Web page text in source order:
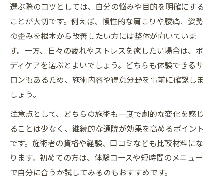
整体院通いを続けるための安全対策
整体とボディケアを継続するモチベーショ
ン
選ぶ際のコツとしては、自分の悩みや目的を明確にする
ことが大切です。例えば、慢性的な肩こりや腰痛、姿勢
の歪みを根本から改善したい方には整体が向いていま
す。一方、日々の疲れやストレスを癒したい場合は、ボ
ディケアを選ぶとよいでしょう。どちらも体験できるサ
ロンもあるため、施術内容や得意分野を事前に確認しま
しょう。
注意点として、どちらの施術も一度で劇的な変化を感じ
ることは少なく、継続的な通院が効果を高めるポイント
です。施術者の資格や経験、口コミなども比較材料にな
ります。初めての方は、体験コースや短時間のメニュー
で自分に合うか試してみるのもおすすめです。